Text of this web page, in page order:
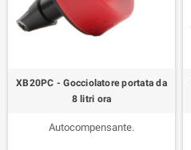
XB20PC - Gocciolatore portata da
8 litri ora
Autocompensante.